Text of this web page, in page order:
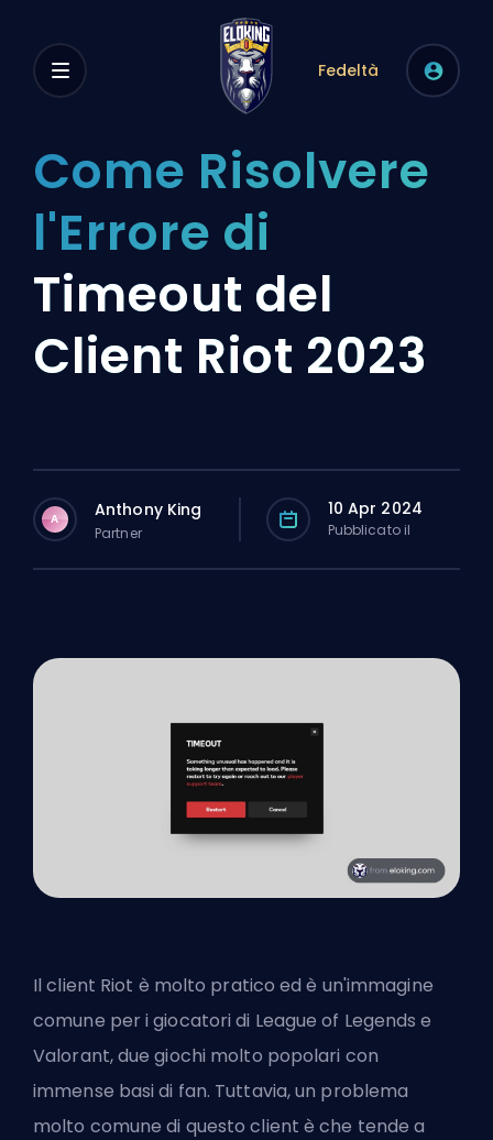
Fedeltà
Come Risolvere
l'Errore di
Timeout del
Client Riot 2023
A Anthony King
Partner
10 Apr 2024
Pubblicato il
Il client Riot è molto pratico ed è un'immagine
comune per i giocatori di League of Legends e
Valorant, due giochi molto popolari con
immense basi di fan. Tuttavia, un problema
molto comune di questo client è che tende a